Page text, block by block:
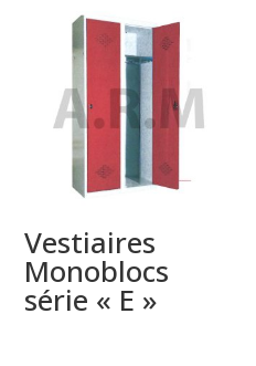
Vestiaires
Monoblocs
série « E »